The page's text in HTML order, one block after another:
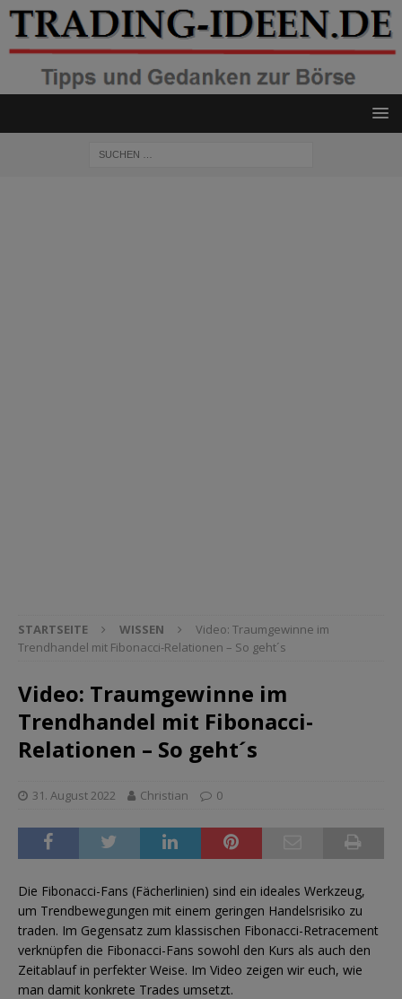
STARTSEITE WISSEN
Video: Traumgewinne im
Trendhandel mit Fibonacci-Relationen – So geht´s
Video: Traumgewinne im
Trendhandel mit Fibonacci-
Relationen – So geht´s
31. August 2022 Christian 0
Die Fibonacci-Fans (Fächerlinien) sind ein ideales Werkzeug,
um Trendbewegungen mit einem geringen Handelsrisiko zu
traden. Im Gegensatz zum klassischen Fibonacci-Retracement
verknüpfen die Fibonacci-Fans sowohl den Kurs als auch den
Zeitablauf in perfekter Weise. Im Video zeigen wir euch, wie
man damit konkrete Trades umsetzt.